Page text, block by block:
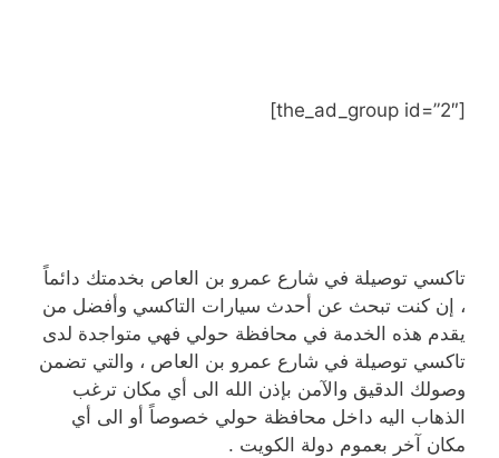
[the_ad_group id=”2″]
تاكسي توصيلة في شارع عمرو بن العاص بخدمتك دائماً
، إن كنت تبحث عن أحدث سيارات التاكسي وأفضل من
يقدم هذه الخدمة في محافظة حولي فهي متواجدة لدى
تاكسي توصيلة في شارع عمرو بن العاص ، والتي تضمن
وصولك الدقيق والآمن بإذن الله الى أي مكان ترغب
الذهاب اليه داخل محافظة حولي خصوصاً أو الى أي
مكان آخر بعموم دولة الكويت .